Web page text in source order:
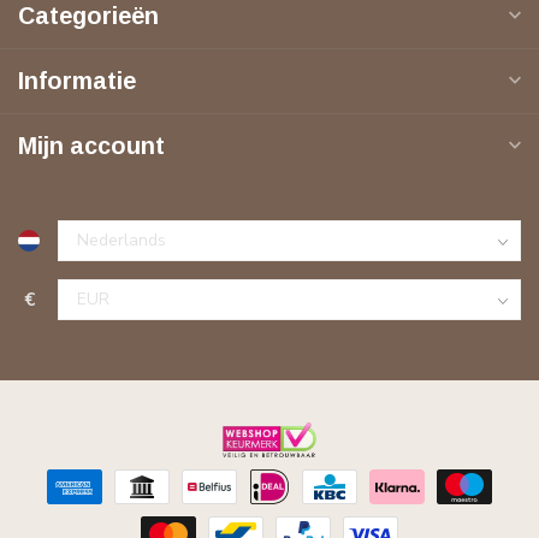
Categorieën
Informatie
Mijn account
€